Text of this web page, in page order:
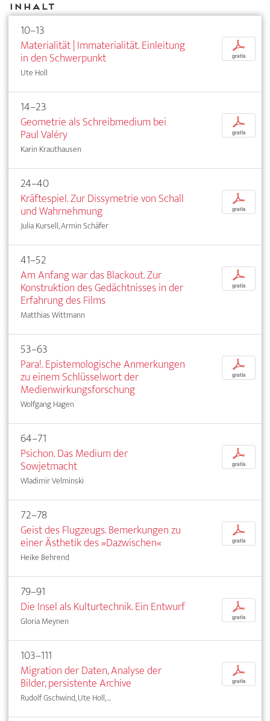
Inhalt
10–13
Materialität | Immaterialität. Einleitung
in den Schwerpunkt
Ute Holl
p
gratis
14–23
Geometrie als Schreibmedium bei
Paul Valéry
Karin Krauthausen
p
gratis
24–40
Kräftespiel. Zur Dissymetrie von Schall
und Wahrnehmung
Julia Kursell, Armin Schäfer
p
gratis
41–52
Am Anfang war das Blackout. Zur
Konstruktion des Gedächtnisses in der
Erfahrung des Films
Matthias Wittmann
p
gratis
53–63
Para!. Epistemologische Anmerkungen
zu einem Schlüsselwort der
Medienwirkungsforschung
Wolfgang Hagen
p
gratis
64–71
Psichon. Das Medium der
Sowjetmacht
Wladimir Velminski
p
gratis
72–78
Geist des Flugzeugs. Bemerkungen zu
einer Ästhetik des »Dazwischen«
Heike Behrend
p
gratis
79–91
Die Insel als Kulturtechnik. Ein Entwurf
Gloria Meynen
p
gratis
103–111
Migration der Daten, Analyse der
Bilder, persistente Archive
Rudolf Gschwind, Ute Holl, ...
p
gratis